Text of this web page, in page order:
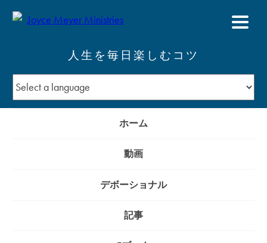
人生を毎日楽しむコツ
ホーム
動画
デボーショナル
記事